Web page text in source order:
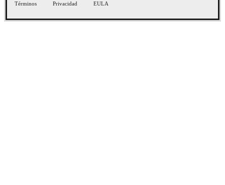
Términos Privacidad EULA